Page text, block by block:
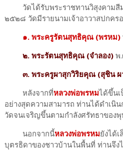
วัดได้รับพระราชทานวิสุงคามสี
๒๕๒๘ วัดมีรายนามเจ้าอาวาสปกคร
๑. พระครูรัตนสุทธิคุณ (พรหม)
๒. พระรัตนสุทธิคุณ (จำลอง)พ.
๓. พระครูผาสุกวิริยคุณ (สุชิน ผ
หลังจากที่หลวงพ่อพรหมได้ขึ้น
อย่างสุดความสามารถ ท่านได้ดำเนิ
วัดจนเจริญขึ้นตามกำลังศรัทธาของ
นอกจากนี้หลวงพ่อพรหมยังได้
บุตรธิดาของชาวบ้านในพื้นที่ ท่านจึง